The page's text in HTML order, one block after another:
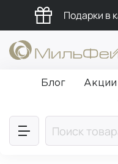
Подарки в
Блог Акции